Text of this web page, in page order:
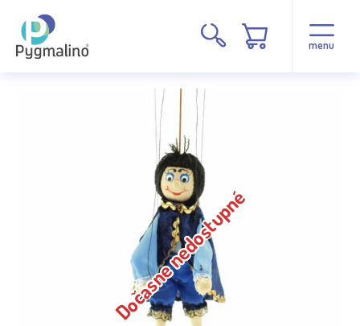
menu
Dočasne nedostupné